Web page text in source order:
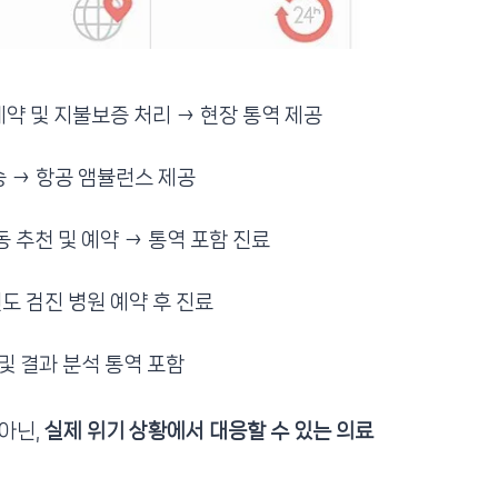
및 지불보증 처리 → 현장 통역 제공
→ 항공 앰뷸런스 제공
추천 및 예약 → 통역 포함 진료
검진 병원 예약 후 진료
결과 분석 통역 포함
닌, 실제 위기 상황에서 대응할 수 있는 의료